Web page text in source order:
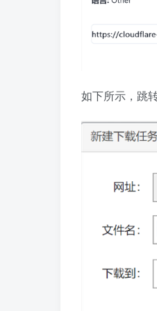
如下所示，跳